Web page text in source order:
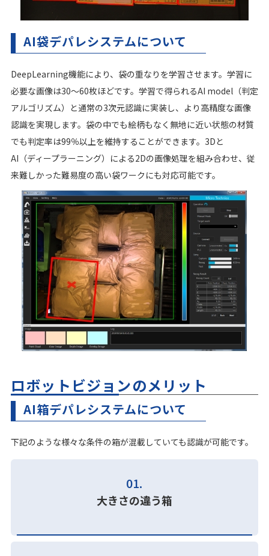
AI袋デパレシステムについて
DeepLearning機能により、袋の重なりを学習させます。学習に
必要な画像は30～60枚ほどです。学習で得られるAI model（判定
アルゴリズム）と通常の3次元認識に実装し、より高精度な画像
認識を実現します。袋の中でも絵柄もなく無地に近い状態の材質
でも判定率は99％以上を維持することができます。3Dと
AI（ディープラーニング）による2Dの画像処理を組み合わせ、従
来難しかった難易度の高い袋ワークにも対応可能です。
ロボットビジョンのメリット
AI箱デパレシステムについて
下記のような様々な条件の箱が混載していても認識が可能です。
01.
大きさの違う箱